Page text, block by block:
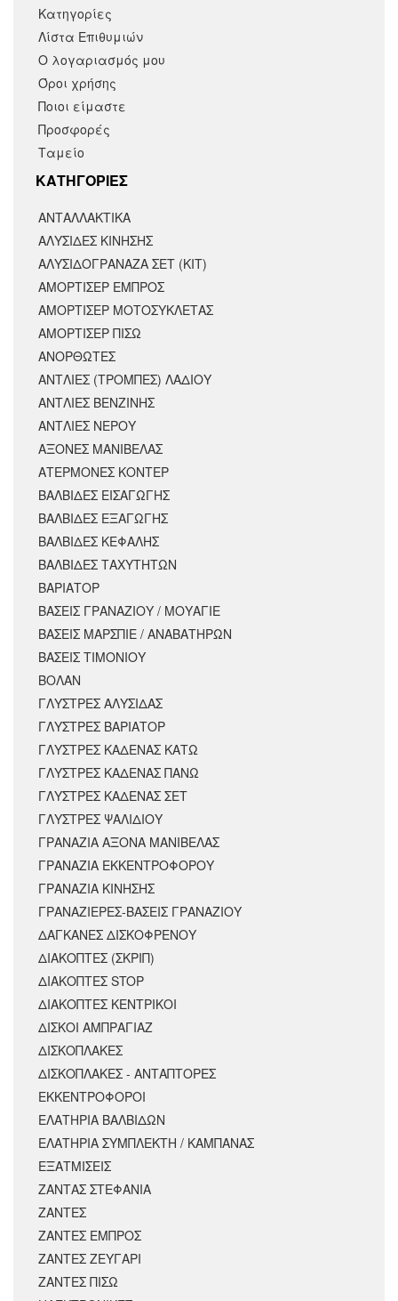
Κατηγορίες
Λίστα Επιθυμιών
Ο λογαριασμός μου
Όροι χρήσης
Ποιοι είμαστε
Προσφορές
Ταμείο
KΑΤΗΓΟΡΙΕΣ
ΑΝΤΑΛΛΑΚΤΙΚΆ
ΑΛΥΣΙΔΕΣ ΚΙΝΗΣΗΣ
ΑΛΥΣΙΔΟΓΡΑΝΑΖΑ ΣΕΤ (ΚΙΤ)
ΑΜΟΡΤΙΣΕΡ ΕΜΠΡΟΣ
ΑΜΟΡΤΙΣΈΡ ΜΟΤΟΣΥΚΛΈΤΑΣ
ΑΜΟΡΤΙΣΕΡ ΠΙΣΩ
ΑΝΟΡΘΩΤΕΣ
ΑΝΤΛΙΕΣ (ΤΡΟΜΠΕΣ) ΛΑΔΙΟΥ
ΑΝΤΛΙΕΣ ΒΕΝΖΙΝΗΣ
ΑΝΤΛΙΕΣ ΝΕΡΟΥ
ΑΞΟΝΕΣ ΜΑΝΙΒΕΛΑΣ
ΑΤΕΡΜΟΝΕΣ ΚΟΝΤΕΡ
ΒΑΛΒΙΔΕΣ ΕΙΣΑΓΩΓΗΣ
ΒΑΛΒΙΔΕΣ ΕΞΑΓΩΓΗΣ
ΒΑΛΒΙΔΕΣ ΚΕΦΑΛΗΣ
ΒΑΛΒΙΔΕΣ ΤΑΧΥΤΗΤΩΝ
ΒΑΡΙΑΤΟΡ
ΒΑΣΕΙΣ ΓΡΑΝΑΖΙΟΥ / ΜΟΥΑΓΙΕ
ΒΑΣΕΙΣ ΜΑΡΣΠΙΕ / ΑΝΑΒΑΤΗΡΩΝ
ΒΑΣΕΙΣ ΤΙΜΟΝΙΟΥ
ΒΟΛΑΝ
ΓΛΥΣΤΡΕΣ ΑΛΥΣΙΔΑΣ
ΓΛΥΣΤΡΕΣ ΒΑΡΙΑΤΟΡ
ΓΛΥΣΤΡΕΣ ΚΑΔΕΝΑΣ ΚΑΤΩ
ΓΛΥΣΤΡΕΣ ΚΑΔΕΝΑΣ ΠΑΝΩ
ΓΛΥΣΤΡΕΣ ΚΑΔΕΝΑΣ ΣΕΤ
ΓΛΥΣΤΡΕΣ ΨΑΛΙΔΙΟΥ
ΓΡΑΝΑΖΙΑ ΑΞΟΝΑ ΜΑΝΙΒΕΛΑΣ
ΓΡΑΝΑΖΙΑ ΕΚΚΕΝΤΡΟΦΟΡΟΥ
ΓΡΑΝΑΖΙΑ ΚΙΝΗΣΗΣ
ΓΡΑΝΑΖΙΕΡΕΣ-ΒΑΣΕΙΣ ΓΡΑΝΑΖΙΟΥ
ΔΑΓΚΑΝΕΣ ΔΙΣΚΟΦΡΕΝΟΥ
ΔΙΑΚΟΠΤΕΣ (ΣΚΡΙΠ)
ΔΙΑΚΟΠΤΕΣ STOP
ΔΙΑΚΟΠΤΕΣ ΚΕΝΤΡΙΚΟΙ
ΔΙΣΚΟΙ ΑΜΠΡΑΓΙΑΖ
ΔΙΣΚΟΠΛΑΚΕΣ
ΔΙΣΚΟΠΛΑΚΕΣ - ΑΝΤΑΠΤΟΡΕΣ
ΕΚΚΕΝΤΡΟΦΟΡΟΙ
ΕΛΑΤΗΡΙΑ ΒΑΛΒΙΔΩΝ
ΕΛΑΤΗΡΙΑ ΣΥΜΠΛΕΚΤΗ / ΚΑΜΠΑΝΑΣ
ΕΞΑΤΜΙΣΕΙΣ
ΖΑΝΤΑΣ ΣΤΕΦΑΝΙΑ
ΖΑΝΤΕΣ
ΖΑΝΤΕΣ ΕΜΠΡΟΣ
ΖΑΝΤΕΣ ΖΕΥΓΑΡΙ
ΖΑΝΤΕΣ ΠΙΣΩ